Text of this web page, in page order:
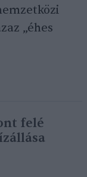
„éhes
felé